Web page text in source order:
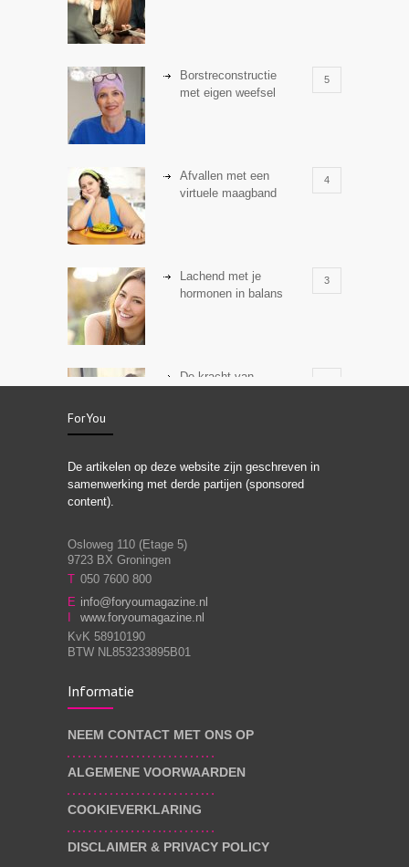
Borstreconstructie
met eigen weefsel
5
Afvallen met een
virtuele maagband
4
Lachend met je
hormonen in balans
3
De kracht van
Stiefouderschap en
relaties
moeite!
Wat voor leider wil jij
zijn?
ForYou
De artikelen op deze website zijn geschreven in
samenwerking met derde partijen (sponsored
content).
Osloweg 110 (Etage 5)
9723 BX Groningen
T 050 7600 800
E info@foryoumagazine.nl
I
www.foryoumagazine.nl
KvK 58910190
BTW NL853233895B01
Informatie
NEEM CONTACT MET ONS OP
ALGEMENE VOORWAARDEN
COOKIEVERKLARING
DISCLAIMER & PRIVACY POLICY